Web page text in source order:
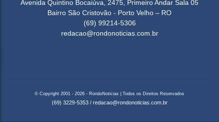
Avenida Quintino Bocaiúva, 2475, Primeiro Andar Sala 05
Bairro São Cristovão - Porto Velho – RO
(69) 99214-5306
redacao@rondonoticias.com.br
© Copyright 2001 - 2026 - RondoNoticias | Todos os Direitos Reservados
(69) 3229-5353 / redacao@rondonoticias.com.br